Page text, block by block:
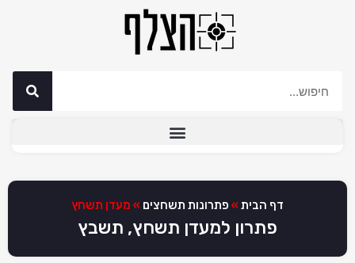
דף הבית » פתרונות תשחצים » מעדן תשחץ
פתרון למעדן תשחץ, תשבץ